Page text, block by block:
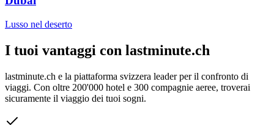
Lusso nel deserto
I tuoi vantaggi con lastminute.ch
lastminute.ch e la piattaforma svizzera leader per il confronto di
viaggi. Con oltre 200'000 hotel e 300 compagnie aeree, troverai
sicuramente il viaggio dei tuoi sogni.